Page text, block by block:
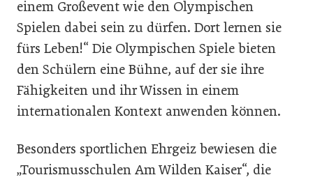
einem Großevent wie den Olympischen
Spielen dabei sein zu dürfen. Dort lernen sie
fürs Leben!“ Die Olympischen Spiele bieten
den Schülern eine Bühne, auf der sie ihre
Fähigkeiten und ihr Wissen in einem
internationalen Kontext anwenden können.
Besonders sportlichen Ehrgeiz bewiesen die
„Tourismusschulen Am Wilden Kaiser“, die